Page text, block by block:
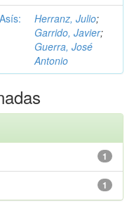
Herranz, Julio;
Garrido, Javier;
Guerra, José
Antonio
1
1